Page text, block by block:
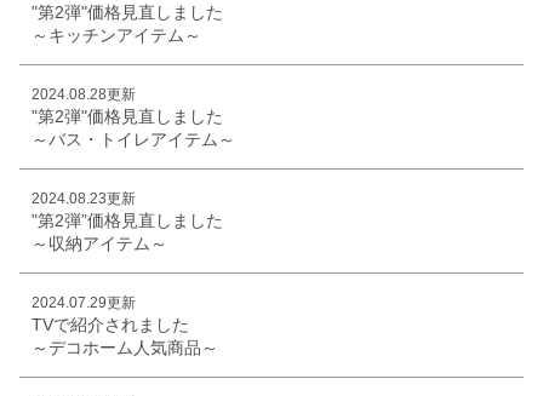
"第2弾"価格見直しました
～キッチンアイテム～
2024.08.28更新
"第2弾"価格見直しました
～バス・トイレアイテム～
2024.08.23更新
"第2弾”価格見直しました
～収納アイテム～
2024.07.29更新
TVで紹介されました
～デコホーム人気商品～